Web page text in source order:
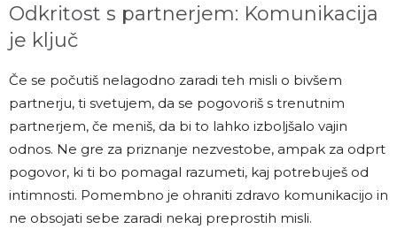
Odkritost s partnerjem: Komunikacija
je ključ
Če se počutiš nelagodno zaradi teh misli o bivšem
partnerju, ti svetujem, da se pogovoriš s trenutnim
partnerjem, če meniš, da bi to lahko izboljšalo vajin
odnos. Ne gre za priznanje nezvestobe, ampak za odprt
pogovor, ki ti bo pomagal razumeti, kaj potrebuješ od
intimnosti. Pomembno je ohraniti zdravo komunikacijo in
ne obsojati sebe zaradi nekaj preprostih misli.